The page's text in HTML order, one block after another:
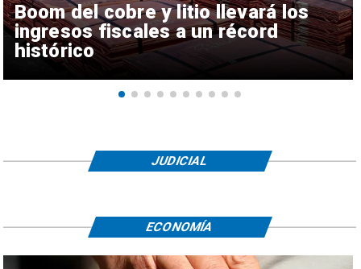
Boom del cobre y litio llevará los
ingresos fiscales a un récord
histórico
JUDICIAL
ECONOMÍA